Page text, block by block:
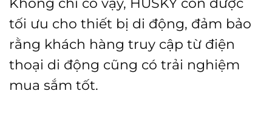
Không chỉ có vậy, HUSKY còn được
tối ưu cho thiết bị di động, đảm bảo
rằng khách hàng truy cập từ điện
thoại di động cũng có trải nghiệm
mua sắm tốt.